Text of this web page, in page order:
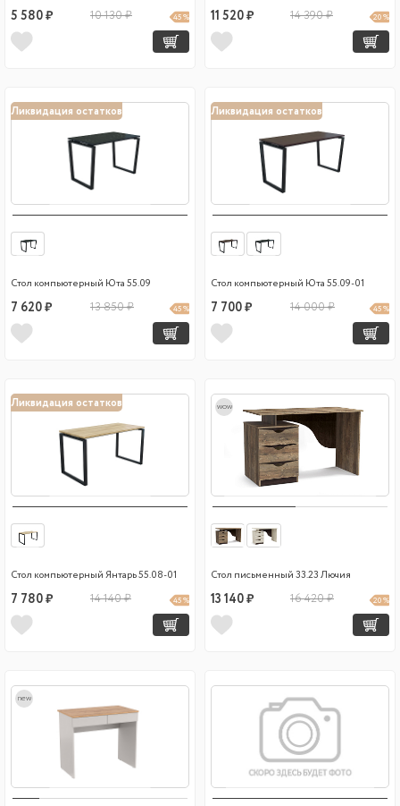
5 580 ₽ 10 130 ₽ 45 % 11 520 ₽ 14 390 ₽ 20 %
Ликвидация остатков
Стол компьютерный Юта 55.09
7 620 ₽ 13 850 ₽ 45 %
Ликвидация остатков
Стол компьютерный Юта 55.09-01
7 700 ₽ 14 000 ₽ 45 %
Ликвидация остатков
Стол компьютерный Янтарь 55.08-01
7 780 ₽ 14 140 ₽ 45 %
wow
Стол письменный 33.23 Лючия
13 140 ₽ 16 420 ₽ 20 %
new